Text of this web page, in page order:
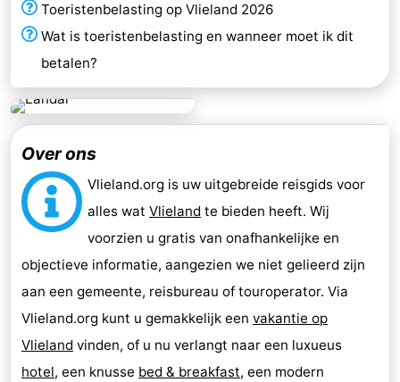
Toeristenbelasting op Vlieland 2026
Wat is toeristenbelasting en wanneer moet ik dit
betalen?
Over ons
Vlieland.org is uw uitgebreide reisgids voor
alles watVlieland te bieden heeft. Wij
voorzien u gratis van onafhankelijke en
objectieve informatie, aangezien we niet gelieerd zijn
aan een gemeente, reisbureau of touroperator. Via
Vlieland.org kunt u gemakkelijk een vakantie op
Vlieland vinden, of u nu verlangt naar een luxueus
hotel, een knusse bed & breakfast, een modern